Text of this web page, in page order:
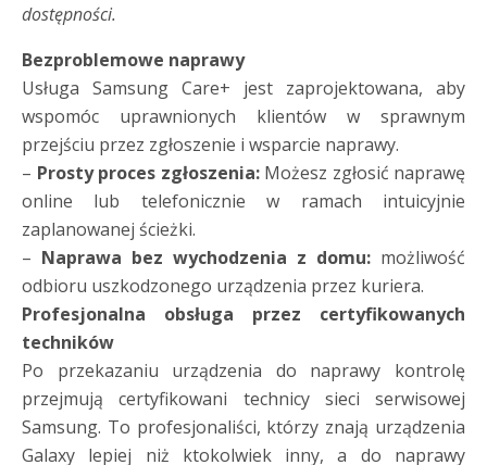
dostępności.
Bezproblemowe naprawy
Usługa Samsung Care+ jest zaprojektowana, aby
wspomóc uprawnionych klientów w sprawnym
przejściu przez zgłoszenie i wsparcie naprawy.
– Prosty proces zgłoszenia:Możesz zgłosić naprawę
online lub telefonicznie w ramach intuicyjnie
zaplanowanej ścieżki.
– Naprawa bez wychodzenia z domu: możliwość
odbioru uszkodzonego urządzenia przez kuriera.
Profesjonalna obsługa przez certyfikowanych
techników
Po przekazaniu urządzenia do naprawy kontrolę
przejmują certyfikowani technicy sieci serwisowej
Samsung. To profesjonaliści, którzy znają urządzenia
Galaxy lepiej niż ktokolwiek inny, a do naprawy